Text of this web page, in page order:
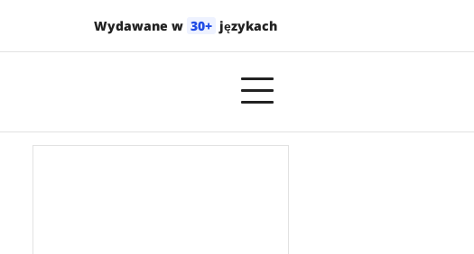
Wydawane w 30+ językach